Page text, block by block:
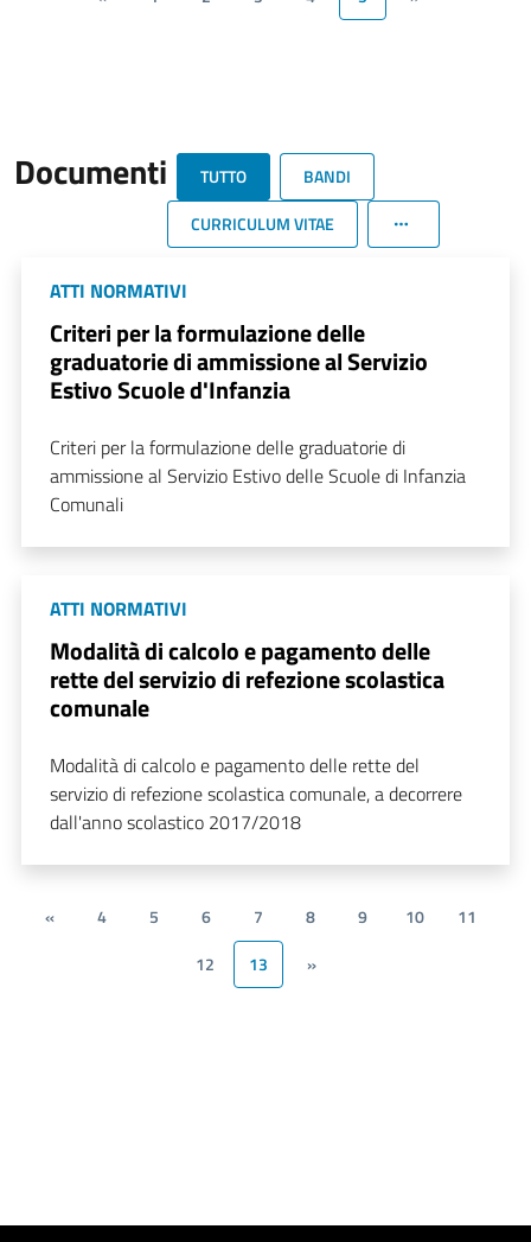
Documenti TUTTO
BANDI
CURRICULUM VITAE
ATTI NORMATIVI
Criteri per la formulazione delle
graduatorie di ammissione al Servizio
Estivo Scuole d'Infanzia
Criteri per la formulazione delle graduatorie di
ammissione al Servizio Estivo delle Scuole di Infanzia
Comunali
ATTI NORMATIVI
Modalità di calcolo e pagamento delle
rette del servizio di refezione scolastica
comunale
Modalità di calcolo e pagamento delle rette del
servizio di refezione scolastica comunale, a decorrere
dall'anno scolastico 2017/2018
« 4 5 6 7 8 9 10
11
12
13 »